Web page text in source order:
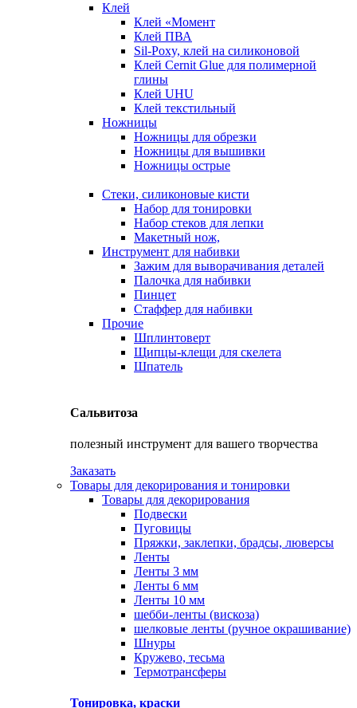
Клей
Клей «Момент
Клей ПВА
Sil-Poxy, клей на силиконовой
Клей Cernit Glue для полимерной
глины
Клей UHU
Клей текстильный
Ножницы
Ножницы для обрезки
Ножницы для вышивки
Ножницы острые
Стеки, силиконовые кисти
Набор для тонировки
Набор стеков для лепки
Макетный нож,
Инструмент для набивки
Зажим для выворачивания деталей
Палочка для набивки
Пинцет
Стаффер для набивки
Прочие
Шплинтоверт
Щипцы-клещи для скелета
Шпатель
Сальвитоза
полезный инструмент для вашего творчества
Заказать
Товары для декорирования и тонировки
Товары для декорирования
Подвески
Пуговицы
Пряжки, заклепки, брадсы, люверсы
Ленты
Ленты 3 мм
Ленты 6 мм
Ленты 10 мм
шебби-ленты (вискоза)
шелковые ленты (ручное окрашивание)
Шнуры
Кружево, тесьма
Термотрансферы
Тонировка, краски